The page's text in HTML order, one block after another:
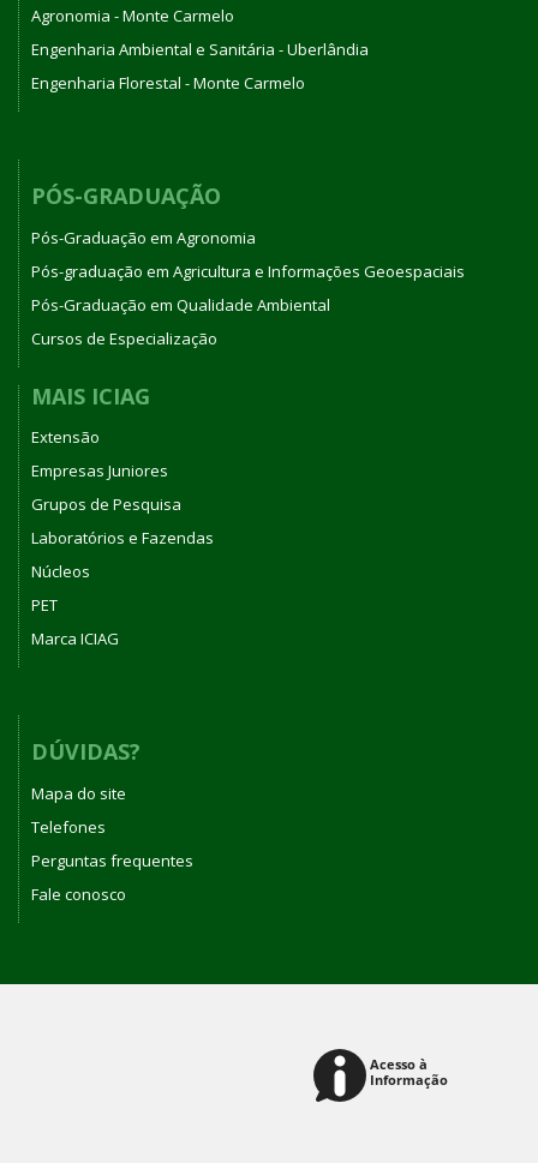
Agronomia - Monte Carmelo
Engenharia Ambiental e Sanitária - Uberlândia
Engenharia Florestal - Monte Carmelo
PÓS-GRADUAÇÃO
Pós-Graduação em Agronomia
Pós-graduação em Agricultura e Informações Geoespaciais
Pós-Graduação em Qualidade Ambiental
Cursos de Especialização
MAIS ICIAG
Extensão
Empresas Juniores
Grupos de Pesquisa
Laboratórios e Fazendas
Núcleos
PET
Marca ICIAG
DÚVIDAS?
Mapa do site
Telefones
Perguntas frequentes
Fale conosco